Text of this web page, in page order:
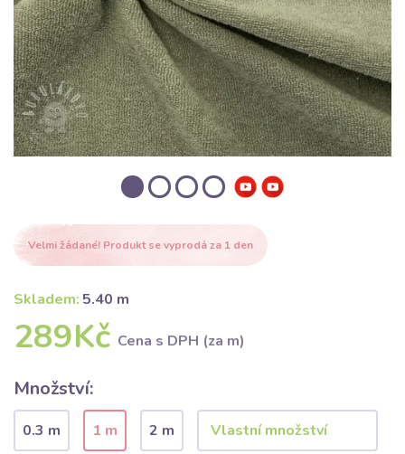
Velmi žádané! Produkt se vyprodá za 1 den
Skladem: 5.40 m
289Kč Cena s DPH (za m)
Množství:
0.3 m 1 m
2 m